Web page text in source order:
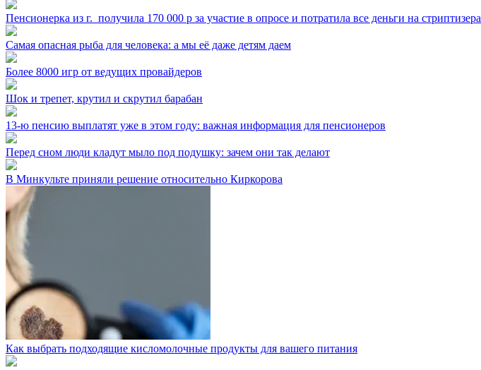
Пенсионерка из г. ⁣ получила 170 000 р за участие в опросе и потратила все деньги на стриптизера
Самая опасная рыба для человека: а мы её даже детям даем
Более 8000 игр от ведущих провайдеров
Шок и трепет, крутил и скрутил барабан
13-ю пенсию выплатят уже в этом году: важная информация для пенсионеров
Перед сном люди кладут мыло под подушку: зачем они так делают
В Минкульте приняли решение относительно Киркорова
Как выбрать подходящие кисломолочные продукты для вашего питания